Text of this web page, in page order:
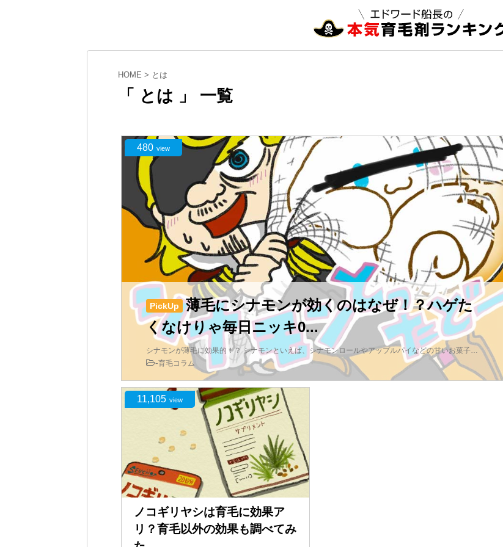
HOME > とは
「 とは 」 一覧
480 view
PickUp
薄毛にシナモンが効くのはなぜ！？ハゲた
くなけりゃ毎日ニッキ0...
シナモンが薄毛に効果的！？ シナモンといえば、シナモンロールやアップルパイなどの甘いお菓子…
-育毛コラム
11,105 view
ノコギリヤシは育毛に効果ア
リ？育毛以外の効果も調べてみ